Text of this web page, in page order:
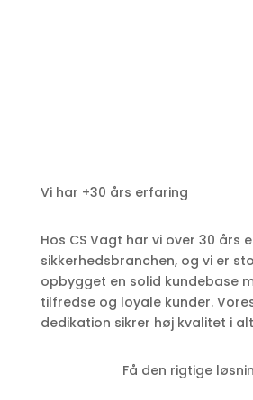
Vi har +30 års erfaring
Hos CS Vagt har vi over 30 års
sikkerhedsbranchen, og vi er
opbygget en solid kundebase
tilfredse og loyale kunder.
dedikation sikrer høj kvalitet i
Få den rigtige